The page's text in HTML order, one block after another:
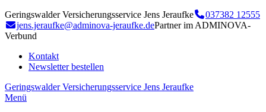
Geringswalder Versicherungsservice Jens Jeraufke
037382 12555
jens.jeraufke@adminova-jeraufke.dePartner im ADMINOVA-
Verbund
Kontakt
Newsletter bestellen
Geringswalder Versicherungsservice Jens Jeraufke
Menü